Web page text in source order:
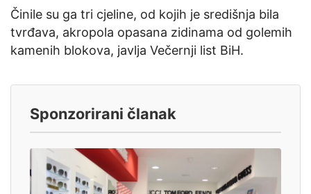
Činile su ga tri cjeline, od kojih je središnja bila
tvrđava, akropola opasana zidinama od golemih
kamenih blokova, javlja Večernji list BiH.
Sponzorirani članak